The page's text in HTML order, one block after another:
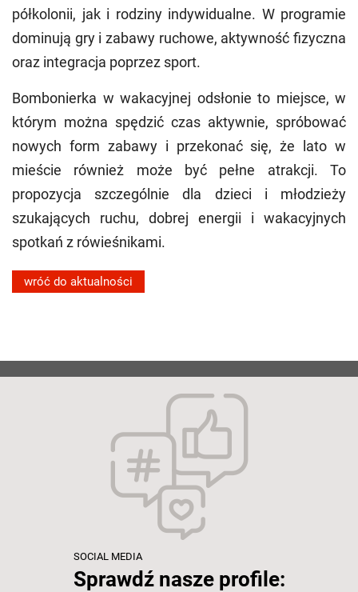
półkolonii, jak i rodziny indywidualne. W programie
dominują gry i zabawy ruchowe, aktywność fizyczna
oraz integracja poprzez sport.
Bombonierka w wakacyjnej odsłonie to miejsce, w
którym można spędzić czas aktywnie, spróbować
nowych form zabawy i przekonać się, że lato w
mieście również może być pełne atrakcji. To
propozycja szczególnie dla dzieci i młodzieży
szukających ruchu, dobrej energii i wakacyjnych
spotkań z rówieśnikami.
wróć do aktualności
SOCIAL MEDIA
Sprawdź nasze profile: